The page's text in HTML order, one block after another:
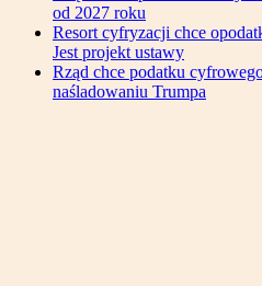
od 2027 roku
Resort cyfryzacji chce
Jest projekt ustawy
Rząd chce podatku
naśladowaniu Trumpa